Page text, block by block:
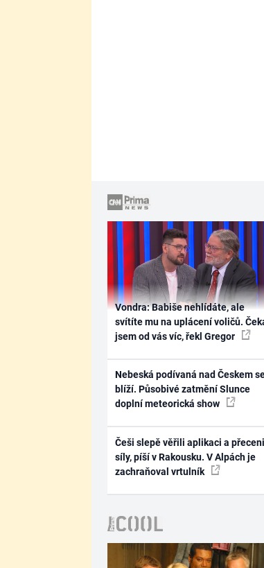
Vondra: Babiše nehlídáte, ale
svítíte mu na uplácení voličů.
jsem od vás víc, řekl Gregor
Nebeská podívaná nad Českem
blíží. Působivé zatmění Slunce
doplní meteorická show
Češi slepě věřili aplikaci a
síly, píší v Rakousku. V Alpách je
zachraňoval vrtulník